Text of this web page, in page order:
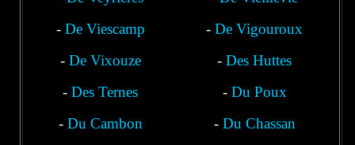
- De Viescamp -De Vigouroux
- De Vixouze -Des Huttes
-Des Ternes - Du Poux
- Du Cambon - Du Chassan